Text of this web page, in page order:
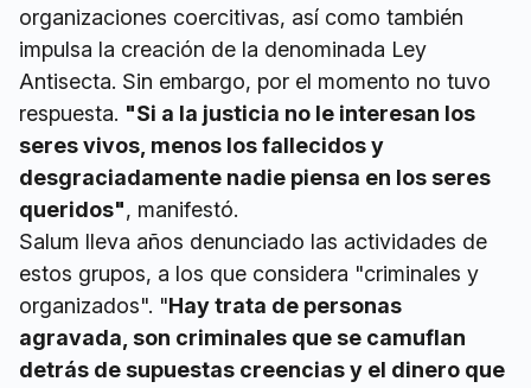
organizaciones coercitivas, así como también
impulsa la creación de la denominada Ley
Antisecta. Sin embargo, por el momento no tuvo
respuesta. "Si a la justicia no le interesan los
seres vivos, menos los fallecidos y
desgraciadamente nadie piensa en los seres
queridos", manifestó.
Salum lleva años denunciado las actividades de
estos grupos, a los que considera "criminales y
organizados". "Hay trata de personas
agravada, son criminales que se camuflan
detrás de supuestas creencias y el dinero que